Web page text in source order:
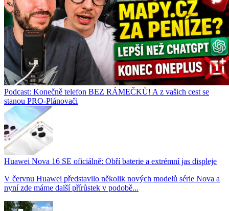
Podcast: Konečně telefon BEZ RÁMEČKŮ! A z vašich cest se
stanou PRO-Plánovači
Huawei Nova 16 SE oficiálně: Obří baterie a extrémní jas displeje
V červnu Huawei představilo několik nových modelů série Nova a
nyní zde máme další přírůstek v podobě...